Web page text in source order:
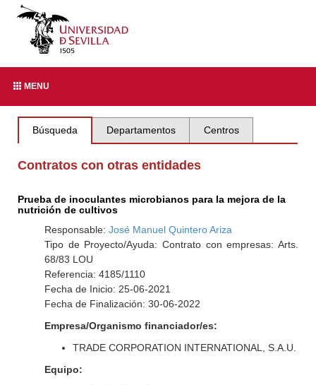
MENU
Búsqueda Departamentos Centros
Contratos con otras entidades
Prueba de inoculantes microbianos para la mejora de la
nutrición de cultivos
Responsable: José Manuel Quintero Ariza
Tipo de Proyecto/Ayuda: Contrato con empresas: Arts.
68/83 LOU
Referencia: 4185/1110
Fecha de Inicio: 25-06-2021
Fecha de Finalización: 30-06-2022
Empresa/Organismo financiador/es:
TRADE CORPORATION INTERNATIONAL, S.A.U.
Equipo: